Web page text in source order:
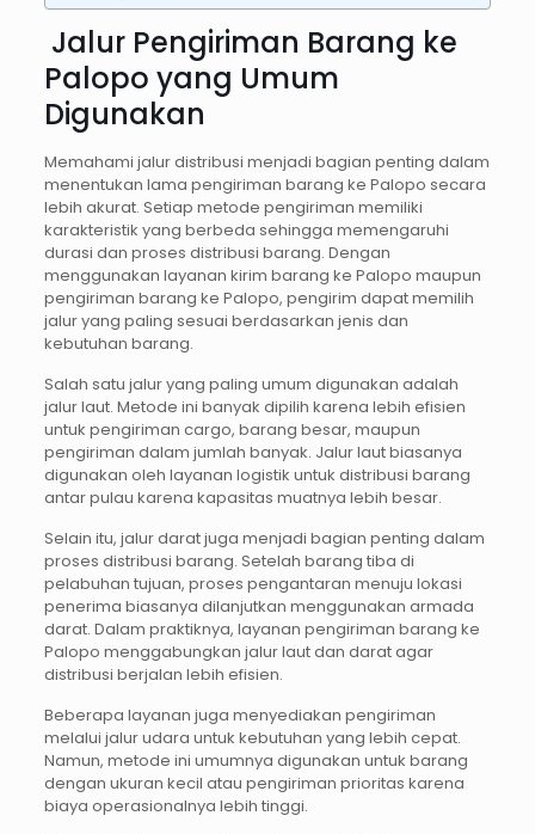
Jalur Pengiriman Barang ke
Palopo yang Umum
Digunakan
Memahami jalur distribusi menjadi bagian penting dalam
menentukan lama pengiriman barang ke Palopo secara
lebih akurat. Setiap metode pengiriman memiliki
karakteristik yang berbeda sehingga memengaruhi
durasi dan proses distribusi barang. Dengan
menggunakan layanan kirim barang ke Palopo maupun
pengiriman barang ke Palopo, pengirim dapat memilih
jalur yang paling sesuai berdasarkan jenis dan
kebutuhan barang.
Salah satu jalur yang paling umum digunakan adalah
jalur laut. Metode ini banyak dipilih karena lebih efisien
untuk pengiriman cargo, barang besar, maupun
pengiriman dalam jumlah banyak. Jalur laut biasanya
digunakan oleh layanan logistik untuk distribusi barang
antar pulau karena kapasitas muatnya lebih besar.
Selain itu, jalur darat juga menjadi bagian penting dalam
proses distribusi barang. Setelah barang tiba di
pelabuhan tujuan, proses pengantaran menuju lokasi
penerima biasanya dilanjutkan menggunakan armada
darat. Dalam praktiknya, layanan pengiriman barang ke
Palopo menggabungkan jalur laut dan darat agar
distribusi berjalan lebih efisien.
Beberapa layanan juga menyediakan pengiriman
melalui jalur udara untuk kebutuhan yang lebih cepat.
Namun, metode ini umumnya digunakan untuk barang
dengan ukuran kecil atau pengiriman prioritas karena
biaya operasionalnya lebih tinggi.